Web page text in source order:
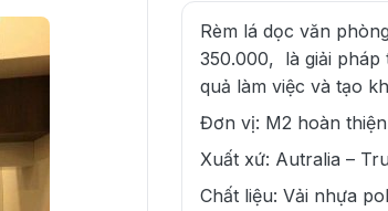
Rèm lá dọc văn
350.000, là giải pháp
quả làm việc và tạo
Đơn vị: M2 hoàn thiện
Xuất xứ: Autralia –
Chất liệu: Vải nhựa